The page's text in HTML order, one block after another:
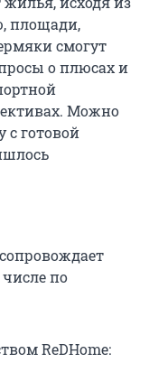
площади,
смогут
о плюсах и
Можно
с готовой
по
ReDHome: